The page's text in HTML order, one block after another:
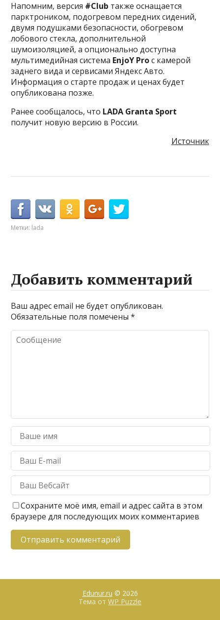
Напомним, версия #Club также оснащается
парктроником, подогревом передних сидений,
двумя подушками безопасности, обогревом
лобового стекла, дополнительной
шумоизоляцией, а опционально доступна
мультимедийная система EnjoY Proс камерой
заднего вида и сервисами Яндекс Авто.
Информация о старте продаж и ценах будет
опубликована позже.
Ранее сообщалось, что LADA Granta Sport
получит новую версию в России.
Источник
Метки: lada
Добавить комментарий
Ваш адрес email не будет опубликован.
Обязательные поля помечены*
Сохраните моё имя, email и адрес сайта в этом
браузере для последующих моих комментариев
Edunur.ru © 2026
Тема от WP Puzzle